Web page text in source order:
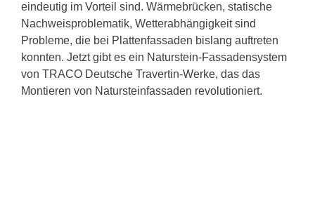
eindeutig im Vorteil sind. Wärmebrücken, statische
Nachweisproblematik, Wetterabhängigkeit sind
Probleme, die bei Plattenfassaden bislang auftreten
konnten. Jetzt gibt es ein Naturstein-Fassadensystem
von TRACO Deutsche Travertin-Werke, das das
Montieren von Natursteinfassaden revolutioniert.